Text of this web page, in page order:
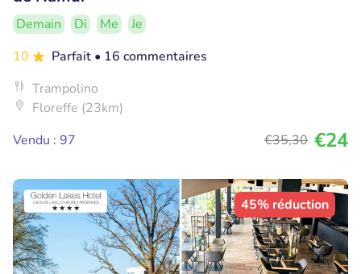
Demain Di Me
Je
10
Parfait • 16 commentaires
Trampolino
Floreffe (23km)
Vendu : 97
€35,30 €24
45% réduction